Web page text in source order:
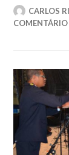
CARLOS
COMENTÁRIO